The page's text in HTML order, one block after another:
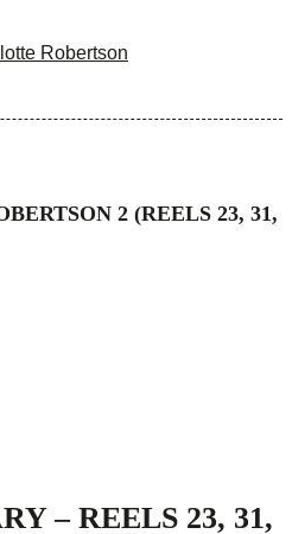
Robertson
2 (REELS 23, 31,
– REELS 23, 31,